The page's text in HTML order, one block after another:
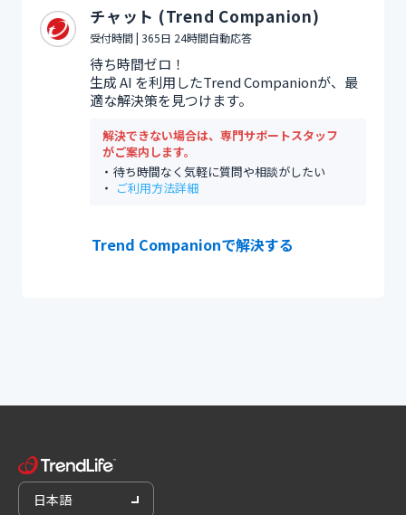
チャット (Trend Companion)
受付時間 | 365日 24時間自動応答
待ち時間ゼロ！
生成 AI を利用したTrend Companionが、最
適な解決策を見つけます。
解決できない場合は、専門サポートスタッフ
がご案内します。
待ち時間なく気軽に質問や相談がしたい
ご利用方法詳細
Trend Companionで解決する
日本語